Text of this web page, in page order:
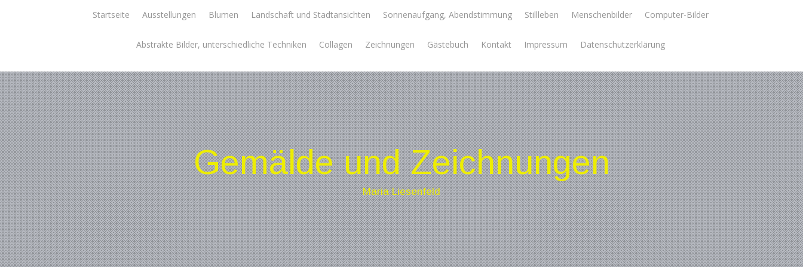
Startseite Ausstellungen Blumen Landschaft und Stadtansichten Sonnenaufgang, Abendstimmung Stillleben Menschenbilder Computer-Bilder
Abstrakte Bilder, unterschiedliche Techniken Collagen Zeichnungen Gästebuch Kontakt Impressum Datenschutzerklärung
Gemälde und Zeichnungen
Maria Liesenfeld